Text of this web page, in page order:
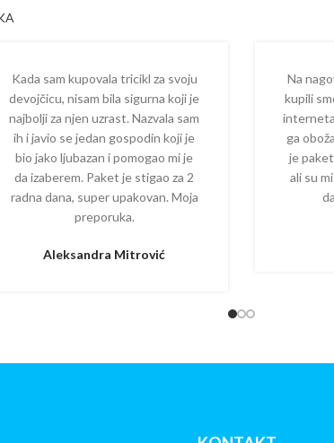
Kada sam kupovala tricikl za svoju
devojčicu, nisam bila sigurna koji je
najbolji za njen uzrast. Nazvala sam
ih i javio se jedan gospodin koji je
bio jako ljubazan i pomogao mi je
da izaberem. Paket je stigao za 2
radna dana, super upakovan. Moja
preporuka.
Aleksandra Mitrović
Na
kupili
ga
je
ali su